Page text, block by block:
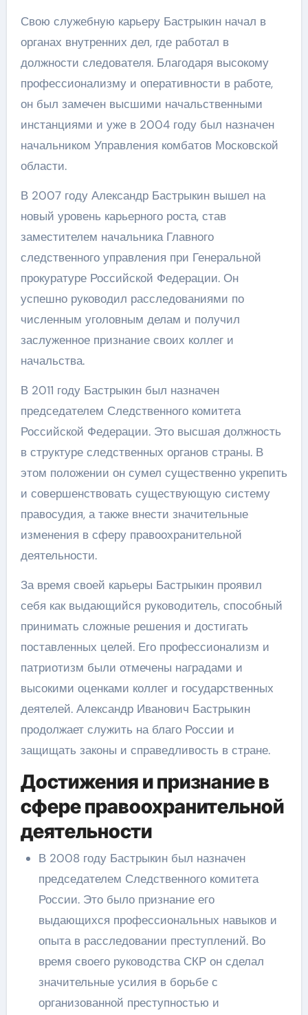
Свою служебную карьеру Бастрыкин начал в
органах внутренних дел, где работал в
должности следователя. Благодаря высокому
профессионализму и оперативности в работе,
он был замечен высшими начальственными
инстанциями и уже в 2004 году был назначен
начальником Управления комбатов Московской
области.
В 2007 году Александр Бастрыкин вышел на
новый уровень карьерного роста, став
заместителем начальника Главного
следственного управления при Генеральной
прокуратуре Российской Федерации. Он
успешно руководил расследованиями по
численным уголовным делам и получил
заслуженное признание своих коллег и
начальства.
В 2011 году Бастрыкин был назначен
председателем Следственного комитета
Российской Федерации. Это высшая должность
в структуре следственных органов страны. В
этом положении он сумел существенно укрепить
и совершенствовать существующую систему
правосудия, а также внести значительные
изменения в сферу правоохранительной
деятельности.
За время своей карьеры Бастрыкин проявил
себя как выдающийся руководитель, способный
принимать сложные решения и достигать
поставленных целей. Его профессионализм и
патриотизм были отмечены наградами и
высокими оценками коллег и государственных
деятелей. Александр Иванович Бастрыкин
продолжает служить на благо России и
защищать законы и справедливость в стране.
Достижения и признание в
сфере правоохранительной
деятельности
В 2008 году Бастрыкин был назначен
председателем Следственного комитета
России. Это было признание его
выдающихся профессиональных навыков и
опыта в расследовании преступлений. Во
время своего руководства СКР он сделал
значительные усилия в борьбе с
организованной преступностью и